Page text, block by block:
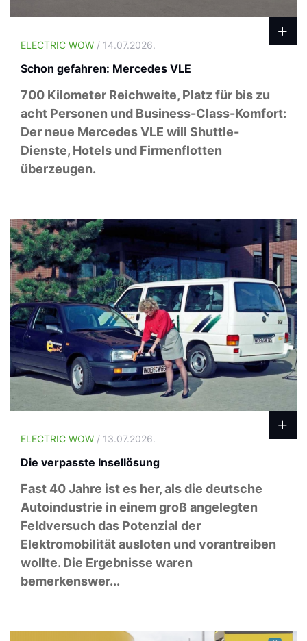
ELECTRIC WOW / 14.07.2026.
Schon gefahren: Mercedes VLE
700 Kilometer Reichweite, Platz für bis zu
acht Personen und Business-Class-Komfort:
Der neue Mercedes VLE will Shuttle-
Dienste, Hotels und Firmenflotten
überzeugen.
ELECTRIC WOW / 13.07.2026.
Die verpasste Insellösung
Fast 40 Jahre ist es her, als die deutsche
Autoindustrie in einem groß angelegten
Feldversuch das Potenzial der
Elektromobilität ausloten und vorantreiben
wollte. Die Ergebnisse waren
bemerkenswer...